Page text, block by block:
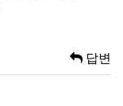
답변